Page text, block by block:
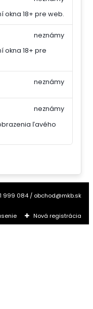
okna 18+ pre web.
okna 18+ pre
neznámy
neznámy
ľavého
neznámy
999 084 / obchod@mkb.sk
Nová registrácia